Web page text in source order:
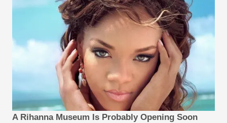
A Rihanna Museum Is Probably Opening Soon